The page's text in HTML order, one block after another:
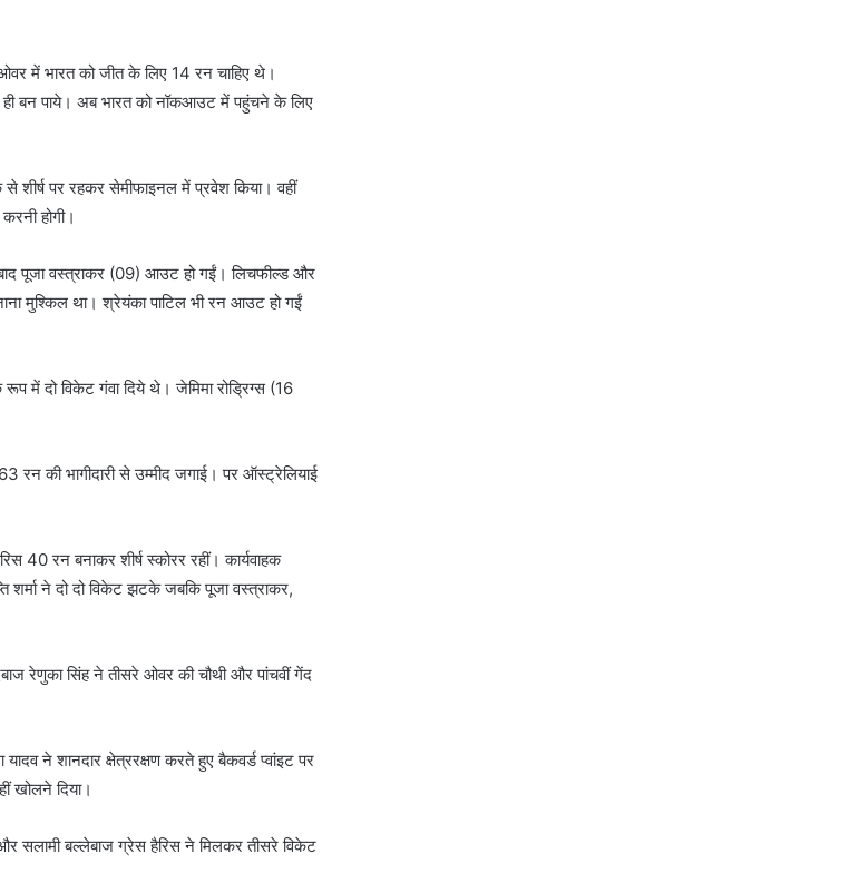
में भारत को जीत के लिए 14 रन चाहिए थे।
बन पाये। अब भारत को नॉकआउट में पहुंचने के लिए
पर रहकर सेमीफाइनल में प्रवेश किया। वहीं
होगी।
पूजा वस्त्राकर (09) आउट हो गईं। लिचफील्ड और
मुश्किल था। श्रेयंका पाटिल भी रन आउट हो गईं
में दो विकेट गंवा दिये थे। जेमिमा रोड्रिग्स (16
की भागीदारी से उम्मीद जगाई। पर ऑस्ट्रेलियाई
40 रन बनाकर शीर्ष स्कोरर रहीं। कार्यवाहक
ने दो दो विकेट झटके जबकि पूजा वस्त्राकर,
रेणुका सिंह ने तीसरे ओवर की चौथी और पांचवीं गेंद
ने शानदार क्षेत्ररक्षण करते हुए बैकवर्ड प्वांइट पर
खोलने दिया।
सलामी बल्लेबाज ग्रेस हैरिस ने मिलकर तीसरे विकेट